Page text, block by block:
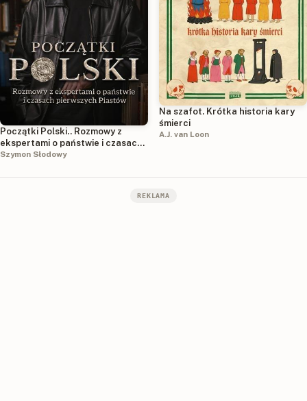
Początki Polski.. Rozmowy z
ekspertami o państwie i czasach
pierwszych Piastów
Szymon Słodowy
Na szafot. Krótka historia kary
śmierci
A.J. van Loon
REKLAMA